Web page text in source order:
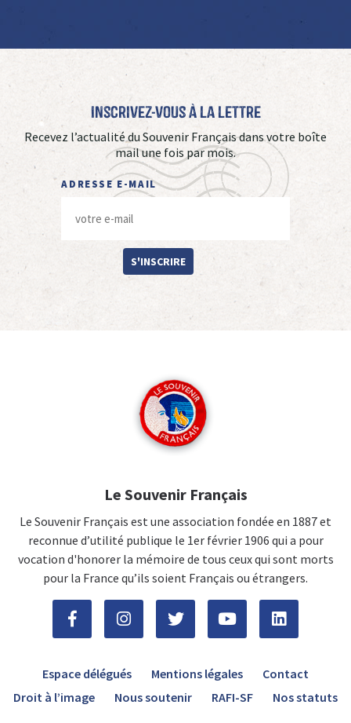
Inscrivez-vous à La Lettre
Recevez l’actualité du Souvenir Français dans votre boîte
mail une fois par mois.
ADRESSE E-MAIL
S'INSCRIRE
Le Souvenir Français
Le Souvenir Français est une association fondée en 1887 et
reconnue d’utilité publique le 1er février 1906 qui a pour
vocation d'honorer la mémoire de tous ceux qui sont morts
pour la France qu’ils soient Français ou étrangers.
Espace délégués Mentions légales
Contact
Droit à l’image
Nous soutenir RAFI-SF Nos statuts